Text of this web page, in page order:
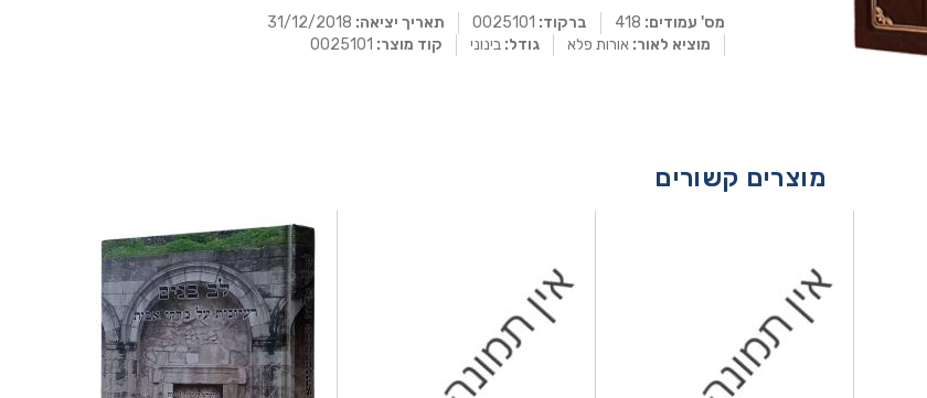
מס' עמודים: ברקוד: תאריך יציאה:
מוציא לאור: אורות פלא גודל: בינוני קוד מוצר:
מוצרים קשורים